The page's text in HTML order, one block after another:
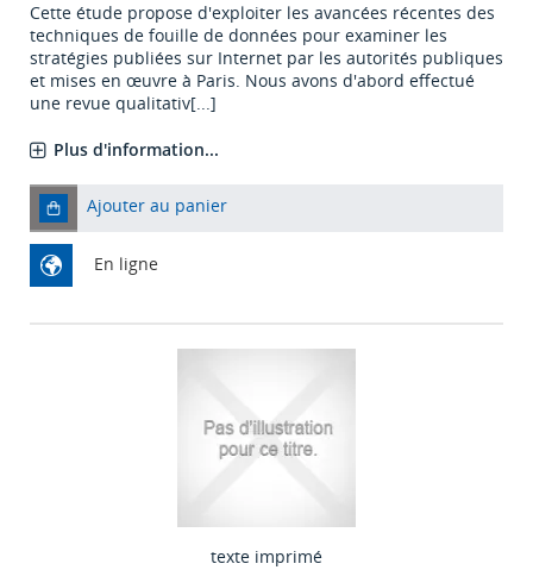
Cette étude propose d'exploiter les avancées récentes des
techniques de fouille de données pour examiner les
stratégies publiées sur Internet par les autorités publiques
et mises en œuvre à Paris. Nous avons d'abord effectué
une revue qualitativ[...]
Plus d'information...
Ajouter au panier
En ligne
texte imprimé